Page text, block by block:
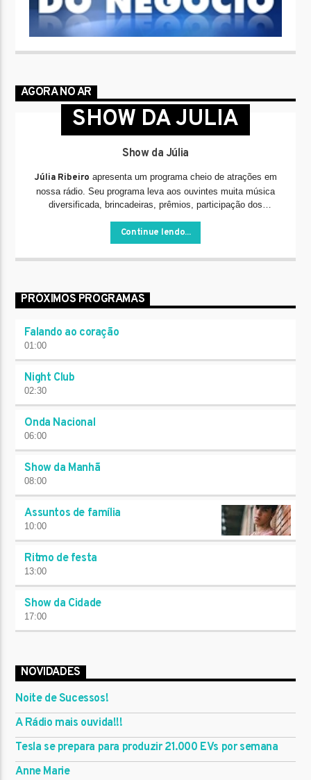
AGORA NO AR
SHOW DA JULIA
Show da Júlia
Júlia Ribeiro apresenta um programa cheio de atrações em
nossa rádio. Seu programa leva aos ouvintes muita música
diversificada, brincadeiras, prêmios, participação dos
Continue lendo...
PRÓXIMOS PROGRAMAS
Falando ao coração
01:00
Night Club
02:30
Onda Nacional
06:00
Show da Manhã
08:00
Assuntos de família
10:00
Ritmo de festa
13:00
Show da Cidade
17:00
NOVIDADES
Noite de Sucessos!
A Rádio mais ouvida!!!
Tesla se prepara para produzir 21.000 EVs por semana
Anne Marie